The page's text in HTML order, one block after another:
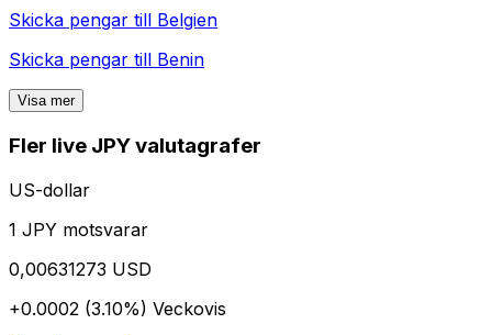
Skicka pengar till Belgien
Skicka pengar till Benin
Visa mer
Fler live JPY valutagrafer
US-dollar
1 JPY motsvarar
0,00631273 USD
+0.0002 (3.10%) Veckovis